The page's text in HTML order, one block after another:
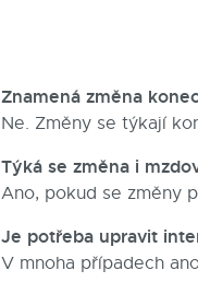
Znamená změna
Ne. Změny se týkají
Týká se změna i
Ano, pokud se změny
Je potřeba upravit
V mnoha případech